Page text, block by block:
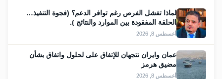
لماذا تفشل الفرص رغم توافر الدعم؟ (فجوة التنفيذ…
الحلقة المفقودة بين الموارد والنتائج ).
أغسطس 8, 2026
عمان وايران تتجهان للإتفاق على لحلول واتفاق بشأن
مضيق هرمز
أغسطس 8, 2026